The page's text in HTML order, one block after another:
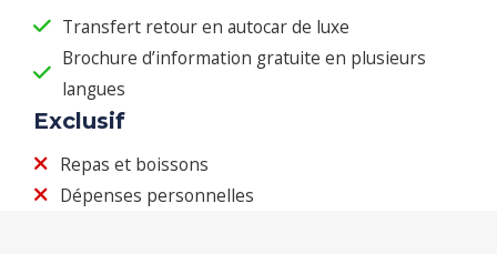
Transfert retour en autocar de luxe
Brochure d’information gratuite en plusieurs
langues
Exclusif
Repas et boissons
Dépenses personnelles